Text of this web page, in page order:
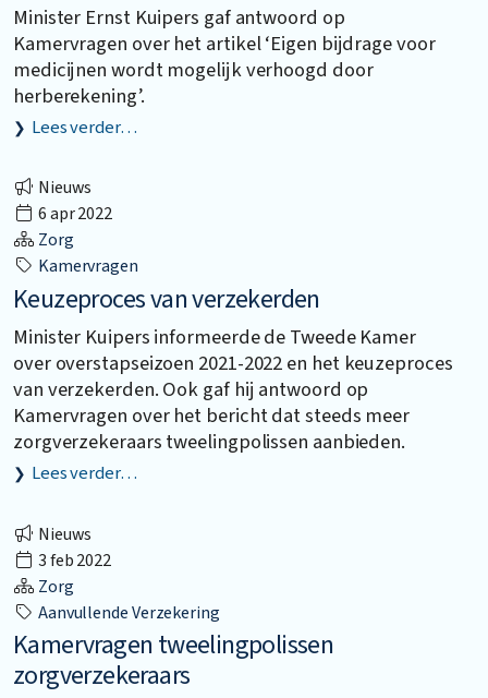
Minister Ernst Kuipers gaf antwoord op
Kamervragen over het artikel ‘Eigen bijdrage voor
medicijnen wordt mogelijk verhoogd door
herberekening’.
Lees verder…
Nieuws
6 apr 2022
Zorg
Kamervragen
Keuzeproces van verzekerden
Minister Kuipers informeerde de Tweede Kamer
over overstapseizoen 2021-2022 en het keuzeproces
van verzekerden. Ook gaf hij antwoord op
Kamervragen over het bericht dat steeds meer
zorgverzekeraars tweelingpolissen aanbieden.
Lees verder…
Nieuws
3 feb 2022
Zorg
Aanvullende Verzekering
Kamervragen tweelingpolissen
zorgverzekeraars